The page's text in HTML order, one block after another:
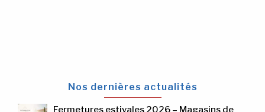
Nos dernières actualités
Fermetures estivales 2026 – Magasins de